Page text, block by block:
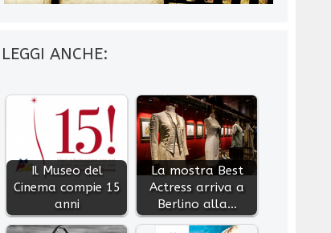
LEGGI ANCHE:
Il Museo del
Cinema compie 15
anni
La mostra Best
Actress arriva a
Berlino alla…